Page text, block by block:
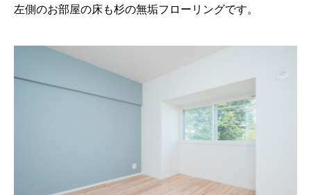
左側のお部屋の床も杉の無垢フローリングです。